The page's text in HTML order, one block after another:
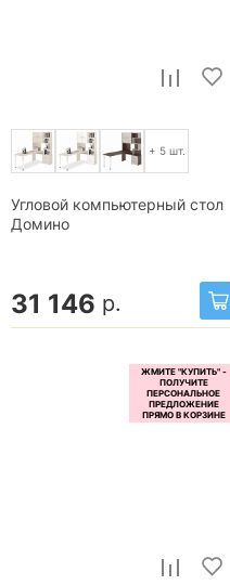
+ 5 шт.
Угловой компьютерный стол
Домино
31 146 р.